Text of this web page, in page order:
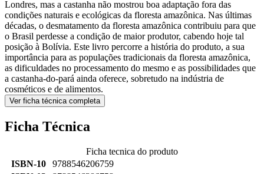
Londres, mas a castanha não mostrou boa adaptação fora das
condições naturais e ecológicas da floresta amazônica. Nas últimas
décadas, o desmatamento da floresta amazônica contribuiu para que
o Brasil perdesse a condição de maior produtor, cabendo hoje tal
posição à Bolívia. Este livro percorre a história do produto, a sua
importância para as populações tradicionais da floresta amazônica,
as dificuldades no processamento do mesmo e as possibilidades que
a castanha-do-pará ainda oferece, sobretudo na indústria de
cosméticos e de alimentos.
Ver ficha técnica completa
Ficha Técnica
Ficha tecnica do produto
ISBN-10
9788546206759